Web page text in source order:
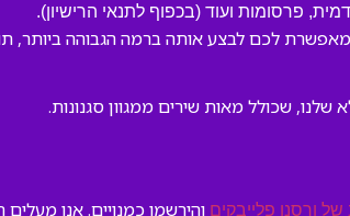
פרסומות ועוד (בכפוף לתנאי הרישיון).
לכם לבצע אותה ברמה הגבוהה ביותר,
שלנו, שכולל מאות שירים ממגוון סגנונות.
של ורסנו פלייבקים והירשמו כמנויים. אנו